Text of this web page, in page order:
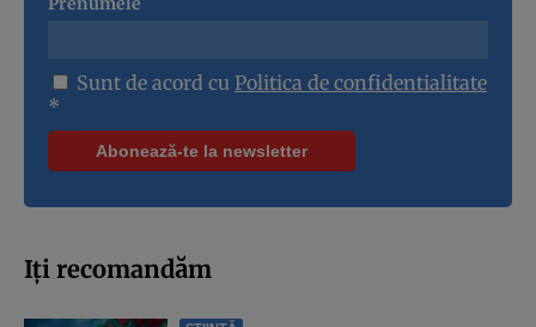
Sunt de acord cu Politica de confidentialitate
*
Iți recomandăm